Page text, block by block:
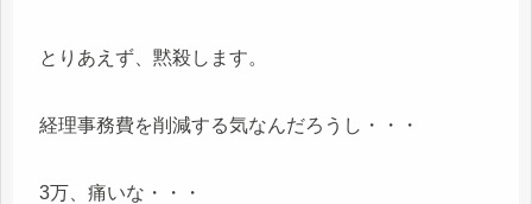
とりあえず、黙殺します。
経理事務費を削減する気なんだろうし・・・
3万、痛いな・・・